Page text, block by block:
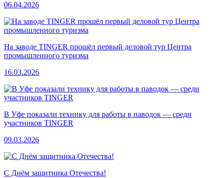
06.04.2026
На заводе TINGER прошёл первый деловой тур Центра
промышленного туризма
16.03.2026
В Уфе показали технику для работы в паводок — среди
участников TINGER
09.03.2026
С Днём защитника Отечества!